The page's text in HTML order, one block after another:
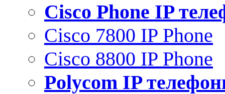
Сisco Phone IP
Cisco 7800 IP Phone
Cisco 8800 IP Phone
Polycom IP